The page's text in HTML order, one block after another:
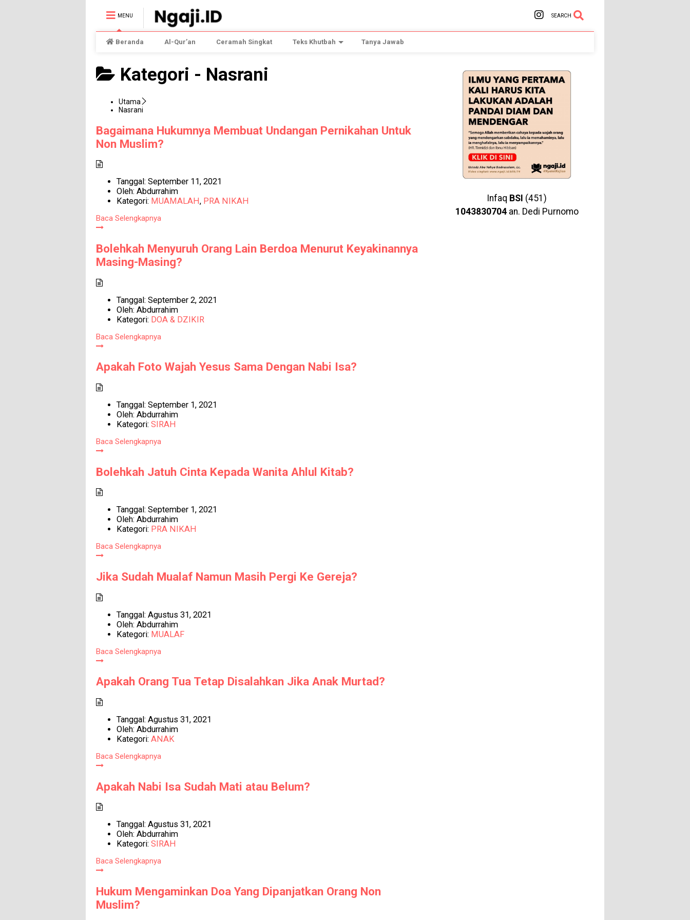
MENU SEARCH
Beranda Al-Qur’an Ceramah Singkat Teks Khutbah Tanya Jawab
Kategori - Nasrani
Utama
Nasrani
Bagaimana Hukumnya Membuat Undangan Pernikahan Untuk
Non Muslim?
Tanggal: September 11, 2021
Oleh: Abdurrahim
Kategori: MUAMALAH, PRA NIKAH
Baca Selengkapnya
Bolehkah Menyuruh Orang Lain Berdoa Menurut Keyakinannya
Masing-Masing?
Tanggal: September 2, 2021
Oleh: Abdurrahim
Kategori: DOA & DZIKIR
Baca Selengkapnya
Apakah Foto Wajah Yesus Sama Dengan Nabi Isa?
Tanggal: September 1, 2021
Oleh: Abdurrahim
Kategori: SIRAH
Baca Selengkapnya
Bolehkah Jatuh Cinta Kepada Wanita Ahlul Kitab?
Tanggal: September 1, 2021
Oleh: Abdurrahim
Kategori: PRA NIKAH
Baca Selengkapnya
Jika Sudah Mualaf Namun Masih Pergi Ke Gereja?
Tanggal: Agustus 31, 2021
Oleh: Abdurrahim
Kategori: MUALAF
Baca Selengkapnya
Apakah Orang Tua Tetap Disalahkan Jika Anak Murtad?
Tanggal: Agustus 31, 2021
Oleh: Abdurrahim
Kategori: ANAK
Baca Selengkapnya
Apakah Nabi Isa Sudah Mati atau Belum?
Tanggal: Agustus 31, 2021
Oleh: Abdurrahim
Kategori: SIRAH
Baca Selengkapnya
Hukum Mengaminkan Doa Yang Dipanjatkan Orang Non
Muslim?
Infaq BSI (451)
1043830704an. Dedi Purnomo